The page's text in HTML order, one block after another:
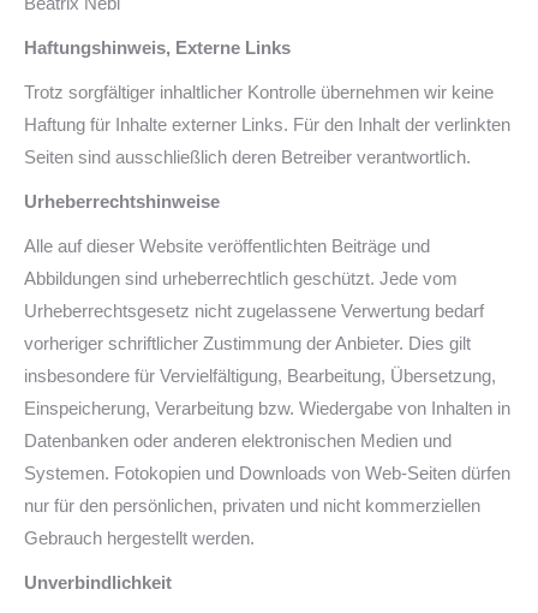
Haftungshinweis, Externe Links
Trotz sorgfältiger inhaltlicher Kontrolle übernehmen wir keine
Haftung für Inhalte externer Links. Für den Inhalt der verlinkten
Seiten sind ausschließlich deren Betreiber verantwortlich.
Urheberrechtshinweise
Alle auf dieser Website veröffentlichten Beiträge und
Abbildungen sind urheberrechtlich geschützt. Jede vom
Urheberrechtsgesetz nicht zugelassene Verwertung bedarf
vorheriger schriftlicher Zustimmung der Anbieter. Dies gilt
insbesondere für Vervielfältigung, Bearbeitung, Übersetzung,
Einspeicherung, Verarbeitung bzw. Wiedergabe von Inhalten in
Datenbanken oder anderen elektronischen Medien und
Systemen. Fotokopien und Downloads von Web-Seiten dürfen
nur für den persönlichen, privaten und nicht kommerziellen
Gebrauch hergestellt werden.
Unverbindlichkeit